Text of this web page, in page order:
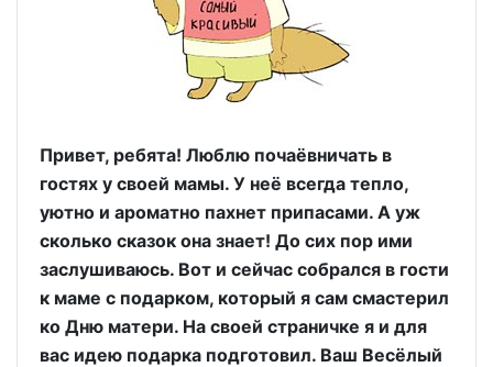
Привет, ребята! Люблю почаёвничать в
гостях у своей мамы. У неё всегда тепло,
уютно и ароматно пахнет припасами. А уж
сколько сказок она знает! До сих пор ими
заслушиваюсь. Вот и сейчас собрался в гости
к маме с подарком, который я сам смастерил
ко Дню матери. На своей страничке я и для
вас идею подарка подготовил. Ваш Весёлый